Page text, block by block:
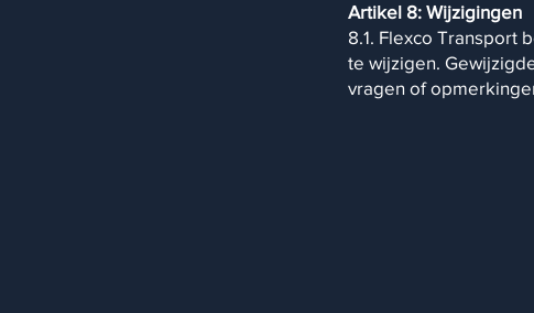
Artikel 8: Wijzigingen ​
8.1. Flexco Transport
te wijzigen.
vragen of